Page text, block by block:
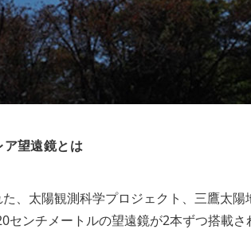
ア望遠鏡とは
、太陽観測科学プロジェクト、三鷹太陽
ンチメートルの望遠鏡が2本ずつ搭載